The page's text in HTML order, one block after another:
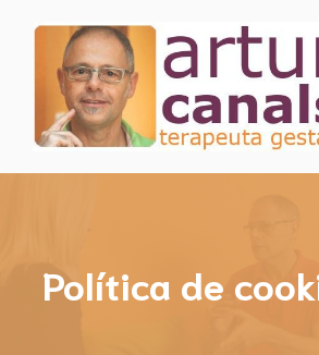
contingut
Política de